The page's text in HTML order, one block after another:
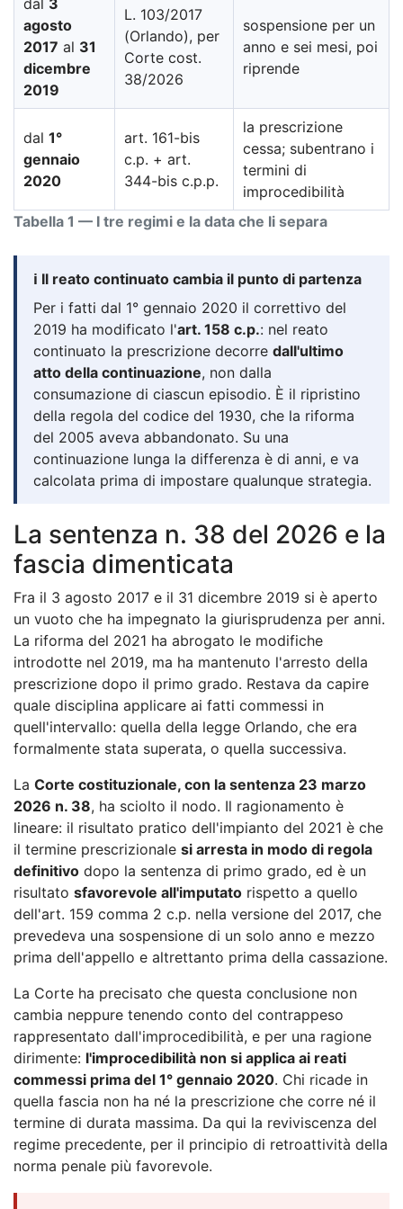
Tabella 1 — I tre regimi e la data che li separa
agosto
2017 al 31
dicembre
2019
L. 103/2017
(Orlando), per
Corte cost.
38/2026
sospensione per un
anno e sei mesi, poi
riprende
dal 1°
gennaio
2020
art. 161-bis
c.p. + art.
344-bis c.p.p.
la prescrizione
cessa; subentrano i
termini di
improcedibilità
ℹ️ Il reato continuato cambia il punto di partenza
Per i fatti dal 1° gennaio 2020 il correttivo del
2019 ha modificato l'art. 158 c.p.: nel reato
continuato la prescrizione decorre dall'ultimo
atto della continuazione, non dalla
consumazione di ciascun episodio. È il ripristino
della regola del codice del 1930, che la riforma
del 2005 aveva abbandonato. Su una
continuazione lunga la differenza è di anni, e va
calcolata prima di impostare qualunque strategia.
La sentenza n. 38 del 2026 e la
fascia dimenticata
Fra il 3 agosto 2017 e il 31 dicembre 2019 si è aperto
un vuoto che ha impegnato la giurisprudenza per anni.
La riforma del 2021 ha abrogato le modifiche
introdotte nel 2019, ma ha mantenuto l'arresto della
prescrizione dopo il primo grado. Restava da capire
quale disciplina applicare ai fatti commessi in
quell'intervallo: quella della legge Orlando, che era
formalmente stata superata, o quella successiva.
La Corte costituzionale, con la sentenza 23 marzo
2026 n. 38, ha sciolto il nodo. Il ragionamento è
lineare: il risultato pratico dell'impianto del 2021 è che
il termine prescrizionale si arresta in modo di regola
definitivo dopo la sentenza di primo grado, ed è un
risultato sfavorevole all'imputato rispetto a quello
dell'art. 159 comma 2 c.p. nella versione del 2017, che
prevedeva una sospensione di un solo anno e mezzo
prima dell'appello e altrettanto prima della cassazione.
La Corte ha precisato che questa conclusione non
cambia neppure tenendo conto del contrappeso
rappresentato dall'improcedibilità, e per una ragione
dirimente: l'improcedibilità non si applica ai reati
commessi prima del 1° gennaio 2020. Chi ricade in
quella fascia non ha né la prescrizione che corre né il
termine di durata massima. Da qui la reviviscenza del
regime precedente, per il principio di retroattività della
norma penale più favorevole.